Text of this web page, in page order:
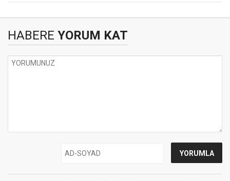
HABERE YORUM KAT